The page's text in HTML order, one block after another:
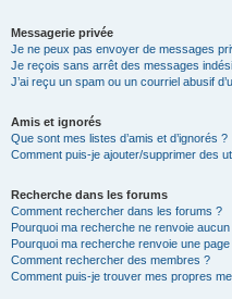
Messagerie privée
Je ne peux pas envoyer de messages
Je reçois sans arrêt des messages
J’ai reçu un spam ou un courriel abusif
Amis et ignorés
Que sont mes listes d’amis et d’ignorés ?
Comment puis-je ajouter/supprimer des
Recherche dans les forums
Comment rechercher dans les forums ?
Pourquoi ma recherche ne renvoie
Pourquoi ma recherche renvoie une page
Comment rechercher des membres ?
Comment puis-je trouver mes propres